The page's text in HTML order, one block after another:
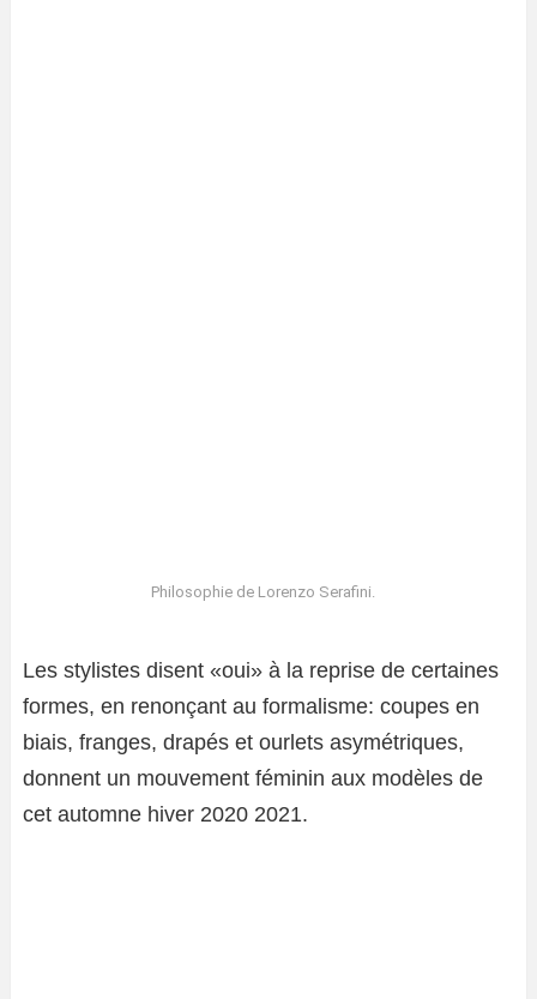
Philosophie de Lorenzo Serafini.
Les stylistes disent «oui» à la reprise de certaines
formes, en renonçant au formalisme: coupes en
biais, franges, drapés et ourlets asymétriques,
donnent un mouvement féminin aux modèles de
cet automne hiver 2020 2021.